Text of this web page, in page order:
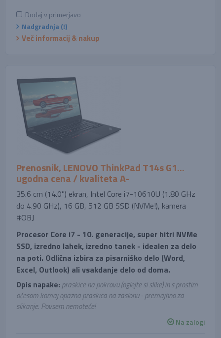
Dodaj v primerjavo
Nadgradnja (!)
Več informacij & nakup
Prenosnik, LENOVO ThinkPad T14s G1...
ugodna cena / kvaliteta A-
35.6 cm (14.0'') ekran, Intel Core i7-10610U (1.80 GHz
do 4.90 GHz), 16 GB, 512 GB SSD (NVMe!), kamera
#OBJ
Procesor Core i7 - 10. generacije, super hitri NVMe
SSD, izredno lahek, izredno tanek - idealen za delo
na poti. Odlična izbira za pisarniško delo (Word,
Excel, Outlook) ali vsakdanje delo od doma.
Opis napake: praskice na pokrovu (oglejte si slike) in s prostim
očesom komaj opazna praskica na zaslonu - premajhno za
slikanje. Povsem nemoteče!
Na zalogi